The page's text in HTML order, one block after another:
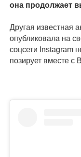
она продолжает
Другая известная
опубликовала на
соцсети Instagram
позирует вместе с